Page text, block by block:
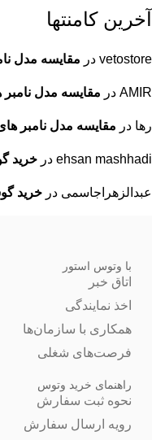
آخرین کامنتها
vetostore در مقایسه مدل
AMIR در مقایسه مدل نامبر
رها در مقایسه مدل نامبر
ehsan mashhadi در خرید
عبدالزهراجاسمی در خرید
با وتوس استور
اتاق خبر
اخذ نمایندگی
همکاری با سازمان‌ها
فرصت‌های شغلی
راهنمای خرید وتوس
نحوه ثبت سفارش
رویه ارسال سفارش